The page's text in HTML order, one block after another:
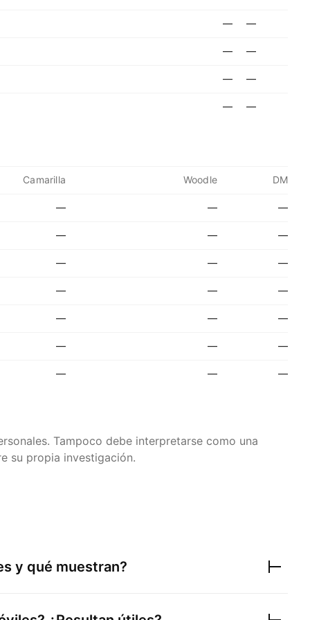
— —
— —
— —
— —
Camarilla Woodle DM
— — —
— — —
— — —
— — —
— — —
— — —
— — —
Tampoco debe interpretarse como una
su propia investigación.
y qué muestran?